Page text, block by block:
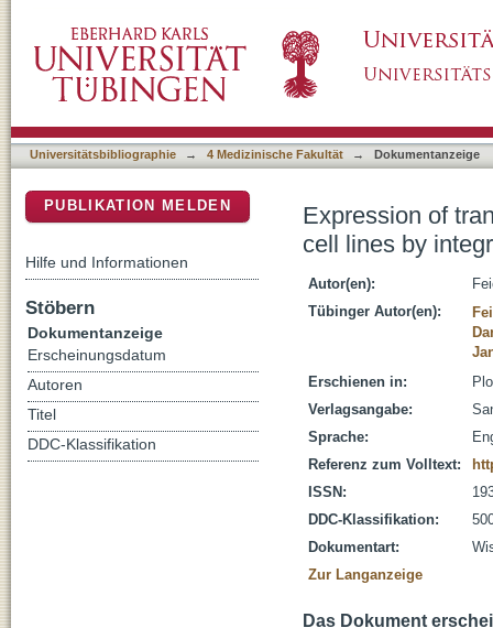
mHipp11 gene locus
Universitätsbibliographie → 4 Medizinische Fakultät → Dokumentanzeige
Expression of
cell lines by
Autor(en):
Tübinger Autor(en):
Erschienen in:
Verlagsangabe:
Sprache:
Referenz zum Volltext:
ISSN:
DDC-Klassifikation:
Dokumentart:
Zur Langanzeige
Das Dokument
PUBLIKATION MELDEN
Hilfe und Informationen
Stöbern
Dokumentanzeige
Erscheinungsdatum
Autoren
Titel
DDC-Klassifikation